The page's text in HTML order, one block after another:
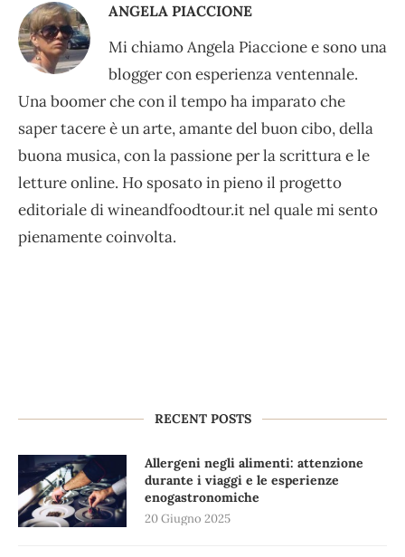
ANGELA PIACCIONE
Mi chiamo Angela Piaccione e sono una
blogger con esperienza ventennale.
Una boomer che con il tempo ha imparato che
saper tacere è un arte, amante del buon cibo, della
buona musica, con la passione per la scrittura e le
letture online. Ho sposato in pieno il progetto
editoriale di wineandfoodtour.it nel quale mi sento
pienamente coinvolta.
RECENT POSTS
Allergeni negli alimenti: attenzione
durante i viaggi e le esperienze
enogastronomiche
20 Giugno 2025